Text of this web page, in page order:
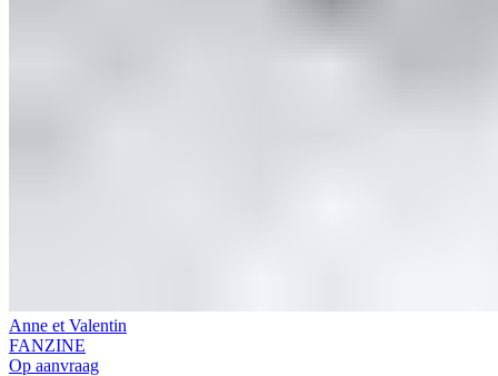
Anne et Valentin
FANZINE
Op aanvraag